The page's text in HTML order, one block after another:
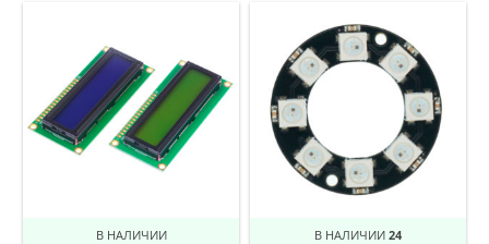
В НАЛИЧИИ В НАЛИЧИИ 24